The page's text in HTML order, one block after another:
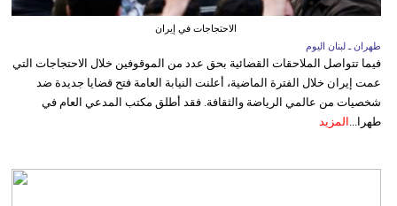
الاحتجاجات في إيران
طهران ـ لبنان اليوم
فيما تتواصل الملاحقات القضائية بحق عدد من الموقوفين خلال الاحتجاجات التي
عمت إيران خلال الفترة الماضية، أعلنت النيابة العامة فتح قضايا جديدة ضد
شخصيات من عالمي الرياضة والثقافة. فقد أطلق مكتب المدعي العام في
طهرا... المزيد